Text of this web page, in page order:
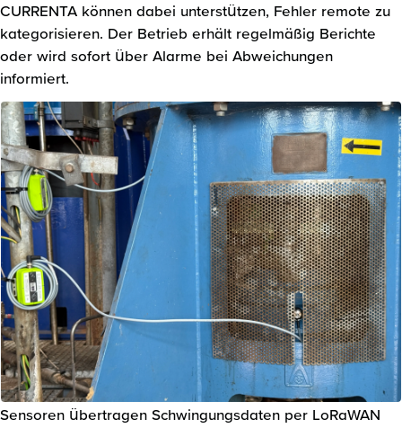
CURRENTA können dabei unterstützen, Fehler remote zu
kategorisieren. Der Betrieb erhält regelmäßig Berichte
oder wird sofort über Alarme bei Abweichungen
informiert.
Sensoren übertragen Schwingungsdaten per LoRaWAN